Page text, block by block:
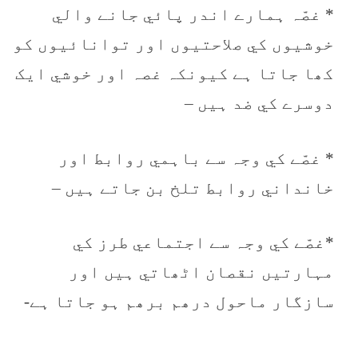
* غصّہ ہمارے اندر پائي جانے والي
خوشيوں کي صلاحتيوں اور توانائيوں کو
کھا جاتا ہے کيونکہ غصہ اور خوشي ايک
دوسرے کي ضد ہيں –
* غصّے کي وجہ سے باہمي روابط اور
خانداني روابط تلخ بن جاتے ہيں –
*غصّے کي وجہ سے اجتماعي طرز کي
مہارتيں نقصان اٹھاتي ہيں اور
سازگار ماحول درھم برھم ہو جاتا ہے-